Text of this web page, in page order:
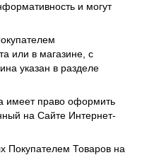
и могут
или в магазине, с
указан в разделе
имеет право оформить
на Сайте Интернет-
Покупателем Товаров на